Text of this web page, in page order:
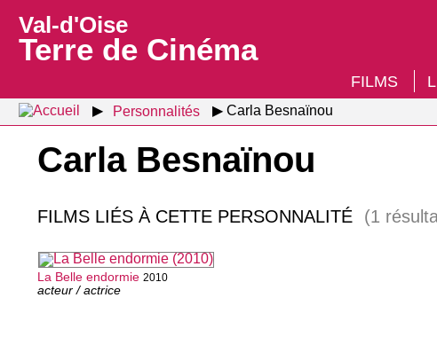
Val-d'Oise
Terre de Cinéma
FILMS
Personnalités Carla Besnaïnou
Carla Besnaïnou
FILMS LIÉS À CETTE PERSONNALITÉ (1
La Belle endormie 2010
acteur / actrice